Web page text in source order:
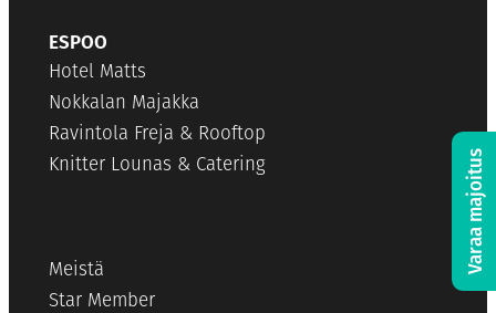
Varaa majoitus
ESPOO
Hotel Matts
Nokkalan Majakka
Ravintola Freja & Rooftop
Knitter Lounas & Catering
Meistä
Star Member